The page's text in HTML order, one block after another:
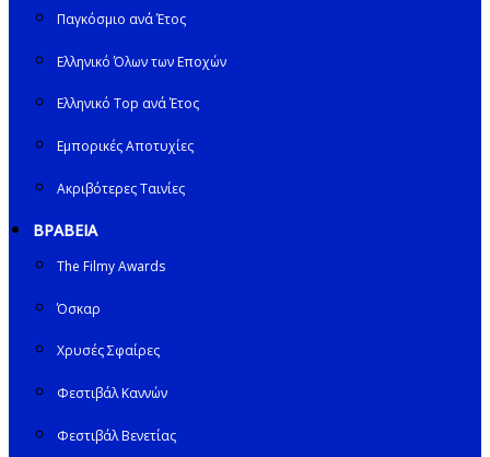
Παγκόσμιο ανά Έτος
Ελληνικό Όλων των Εποχών
Ελληνικό Top ανά Έτος
Εμπορικές Αποτυχίες
Ακριβότερες Ταινίες
ΒΡΑΒΕΙΑ
The Filmy Awards
Όσκαρ
Χρυσές Σφαίρες
Φεστιβάλ Καννών
Φεστιβάλ Βενετίας